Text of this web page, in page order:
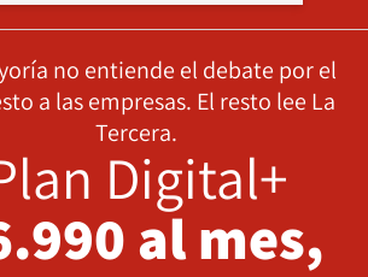
no entiende el debate por el
a las empresas. El resto lee La
Tercera.
Digital+
al mes,